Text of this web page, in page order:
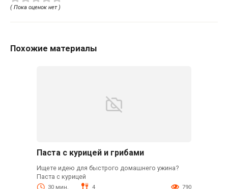
( Пока оценок нет )
Похожие материалы
Паста с курицей и грибами
Ищете идею для быстрого домашнего ужина?
Паста с курицей
30 мин. 4 790